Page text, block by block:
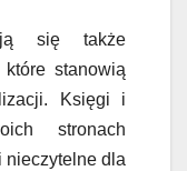
się także
stanowią
Księgi i
stronach
nieczytelne dla